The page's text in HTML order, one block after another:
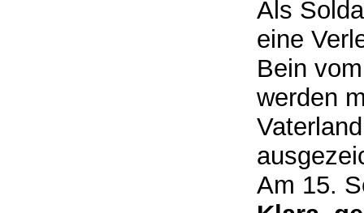
Als
eine
Bein
werden
Am 15.